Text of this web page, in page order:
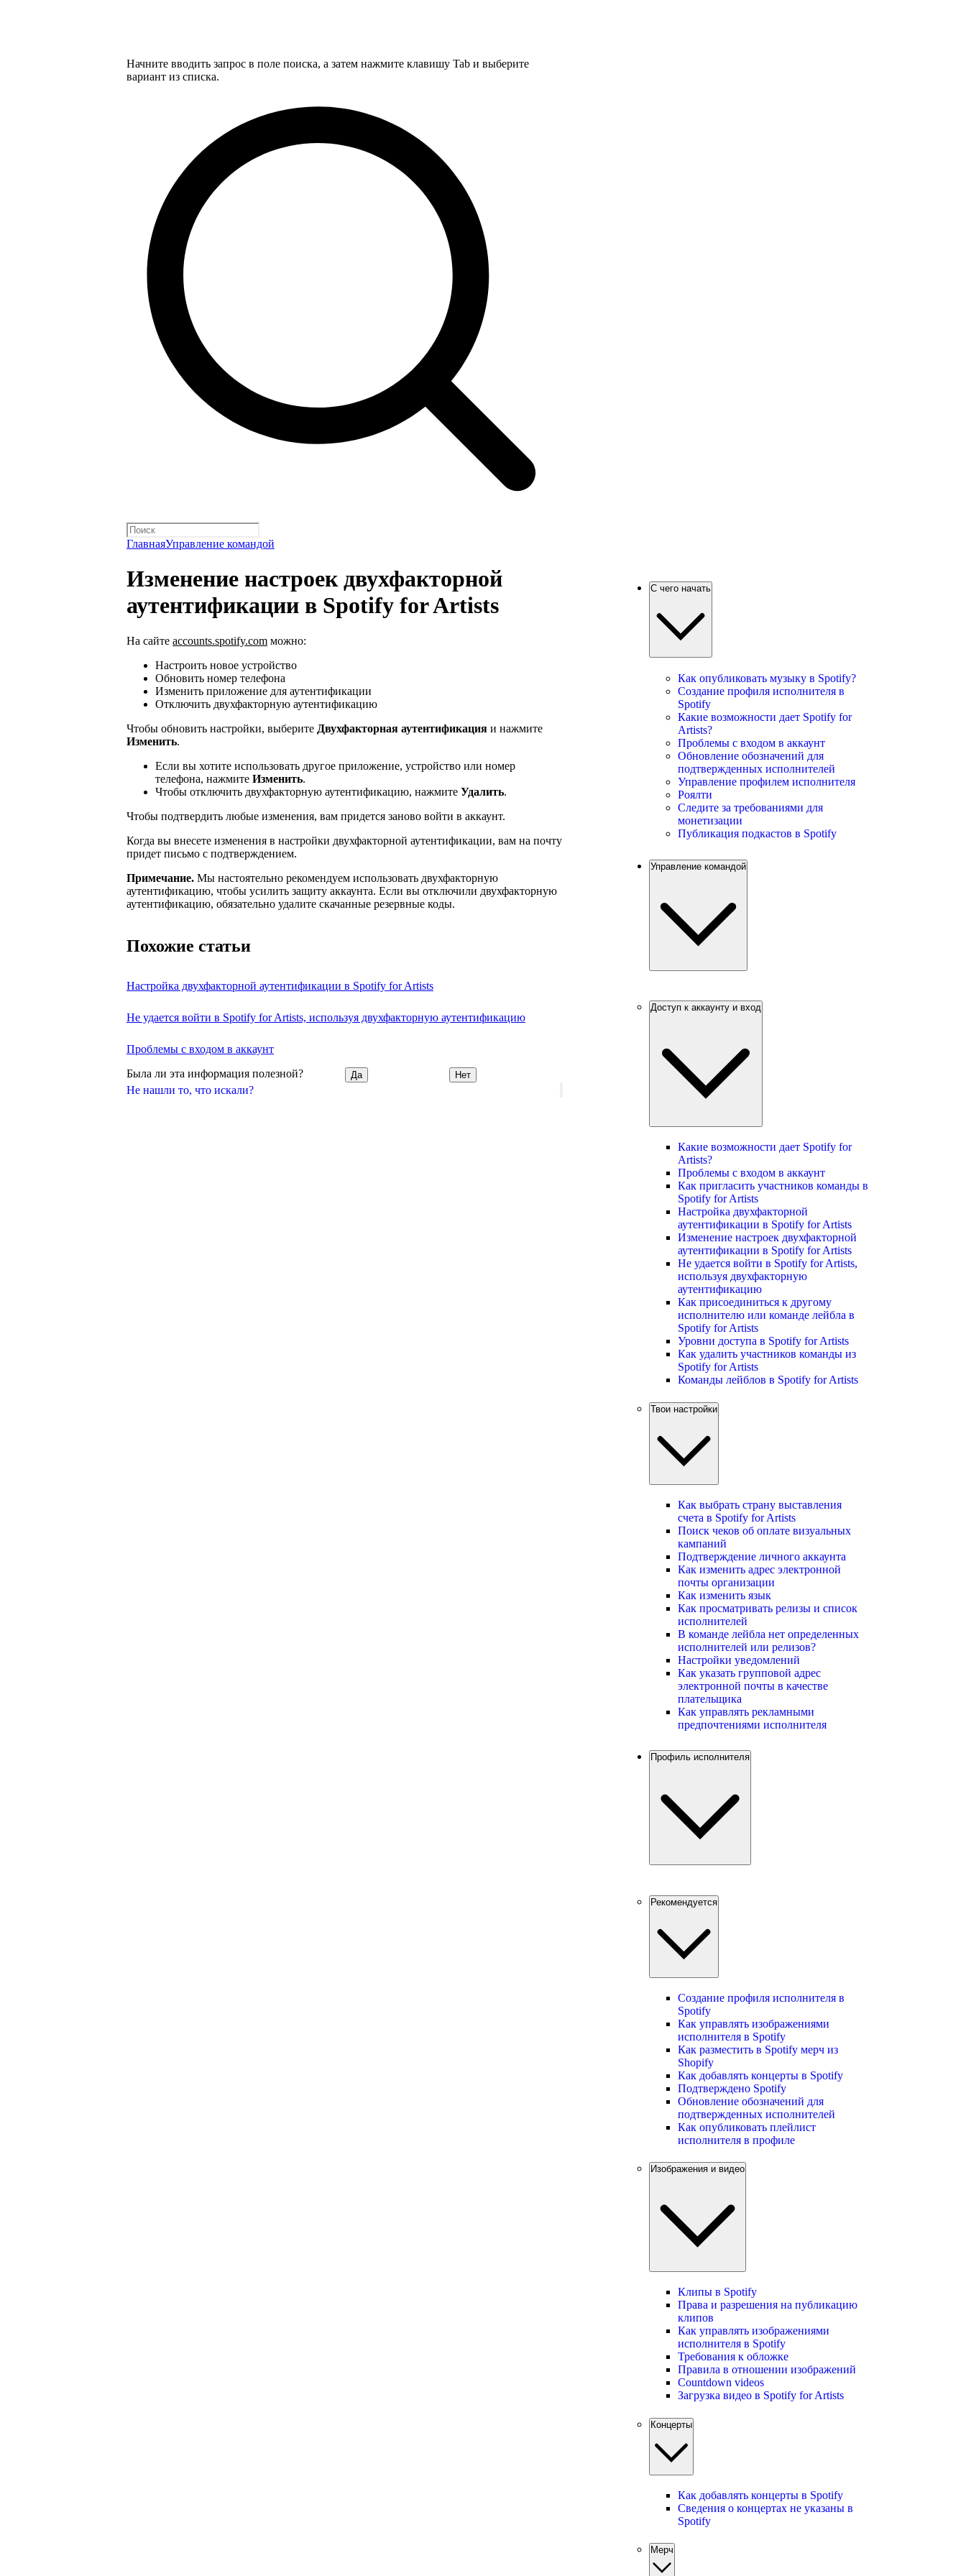
Начните вводить запрос в поле поиска, а затем нажмите клавишу Tab и выберите
вариант из списка.
ГлавнаяУправление командой
Не нашли то, что искали?
Изменение настроек двухфакторной
аутентификации в Spotify for Artists
На сайте accounts.spotify.com можно:
Настроить новое устройство
Обновить номер телефона
Изменить приложение для аутентификации
Отключить двухфакторную аутентификацию
Чтобы обновить настройки, выберите Двухфакторная аутентификация и нажмите
Изменить.
Если вы хотите использовать другое приложение, устройство или номер
телефона, нажмите Изменить.
Чтобы отключить двухфакторную аутентификацию, нажмите Удалить.
Чтобы подтвердить любые изменения, вам придется заново войти в аккаунт.
Когда вы внесете изменения в настройки двухфакторной аутентификации, вам на почту
придет письмо с подтверждением.
Примечание. Мы настоятельно рекомендуем использовать двухфакторную
аутентификацию, чтобы усилить защиту аккаунта. Если вы отключили двухфакторную
аутентификацию, обязательно удалите скачанные резервные коды.
Похожие статьи
Настройка двухфакторной аутентификации в Spotify for Artists
Не удается войти в Spotify for Artists, используя двухфакторную аутентификацию
Проблемы с входом в аккаунт
Была ли эта информация полезной? Да Нет
С чего начать
Как опубликовать музыку в Spotify?
Создание профиля исполнителя в
Spotify
Какие возможности дает Spotify for
Artists?
Проблемы с входом в аккаунт
Обновление обозначений для
подтвержденных исполнителей
Управление профилем исполнителя
Роялти
Следите за требованиями для
монетизации
Публикация подкастов в Spotify
Управление командой
Доступ к аккаунту и вход
Какие возможности дает Spotify for
Artists?
Проблемы с входом в аккаунт
Как пригласить участников команды в
Spotify for Artists
Настройка двухфакторной
аутентификации в Spotify for Artists
Изменение настроек двухфакторной
аутентификации в Spotify for Artists
Не удается войти в Spotify for Artists,
используя двухфакторную
аутентификацию
Как присоединиться к другому
исполнителю или команде лейбла в
Spotify for Artists
Уровни доступа в Spotify for Artists
Как удалить участников команды из
Spotify for Artists
Команды лейблов в Spotify for Artists
Твои настройки
Как выбрать страну выставления
счета в Spotify for Artists
Поиск чеков об оплате визуальных
кампаний
Подтверждение личного аккаунта
Как изменить адрес электронной
почты организации
Как изменить язык
Как просматривать релизы и список
исполнителей
В команде лейбла нет определенных
исполнителей или релизов?
Настройки уведомлений
Как указать групповой адрес
электронной почты в качестве
плательщика
Как управлять рекламными
предпочтениями исполнителя
Профиль исполнителя
Рекомендуется
Создание профиля исполнителя в
Spotify
Как управлять изображениями
исполнителя в Spotify
Как разместить в Spotify мерч из
Shopify
Как добавлять концерты в Spotify
Подтверждено Spotify
Обновление обозначений для
подтвержденных исполнителей
Как опубликовать плейлист
исполнителя в профиле
Изображения и видео
Клипы в Spotify
Права и разрешения на публикацию
клипов
Как управлять изображениями
исполнителя в Spotify
Требования к обложке
Правила в отношении изображений
Countdown videos
Загрузка видео в Spotify for Artists
Концерты
Как добавлять концерты в Spotify
Сведения о концертах не указаны в
Spotify
Мерч